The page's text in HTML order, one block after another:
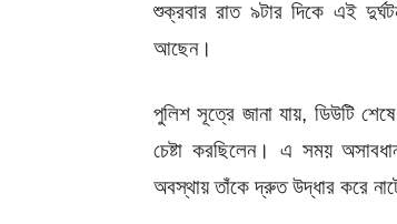
শুক্রবার রাত ৯টার দিকে এই
আছেন।
পুলিশ সূত্রে জানা যায়, ডিউটি
চেষ্টা করছিলেন। এ সময়
অবস্থায় তাঁকে দ্রুত উদ্ধার করে